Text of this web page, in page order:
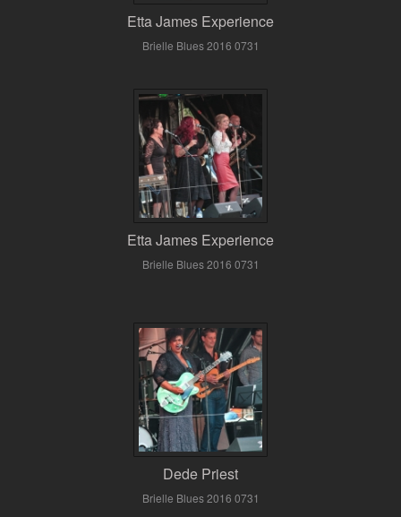
Etta James Experience
Brielle Blues 2016 0731
Etta James Experience
Brielle Blues 2016 0731
Dede Priest
Brielle Blues 2016 0731